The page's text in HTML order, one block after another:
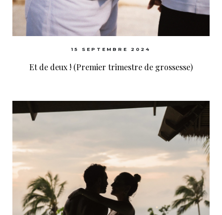
15 SEPTEMBRE 2024
Et de deux ! (Premier trimestre de grossesse)